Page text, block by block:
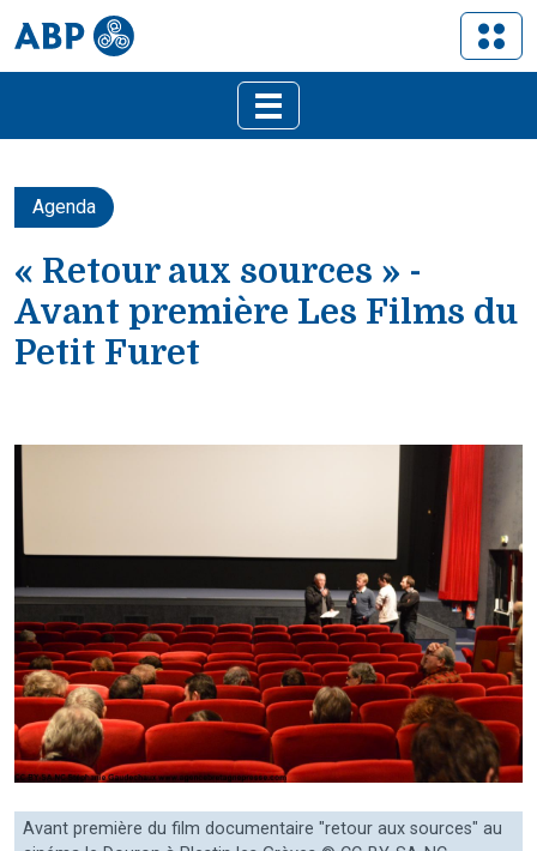
Agenda
« Retour aux sources » -
Avant première Les Films du
Petit Furet
Avant première du film documentaire "retour aux sources" au